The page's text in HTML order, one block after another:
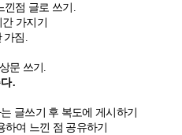
점 글로 쓰기 .
가지기
가짐 .
문 쓰기 .
.
글쓰기 후 복도에 게시하기
하여 느낀 점 공유하기